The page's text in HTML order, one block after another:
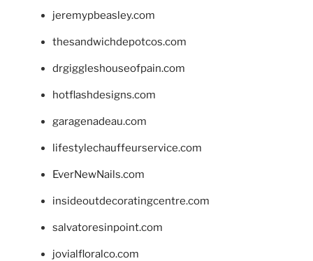
jeremypbeasley.com
thesandwichdepotcos.com
drgiggleshouseofpain.com
hotflashdesigns.com
garagenadeau.com
lifestylechauffeurservice.com
EverNewNails.com
insideoutdecoratingcentre.com
salvatoresinpoint.com
jovialfloralco.com